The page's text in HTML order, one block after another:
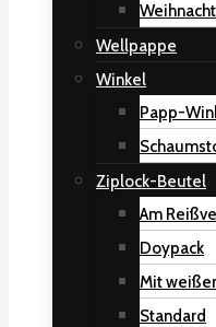
Wellpappe
Winkel
Papp-
Ziplock-Beutel
Am
Doypack
Mit
Standard